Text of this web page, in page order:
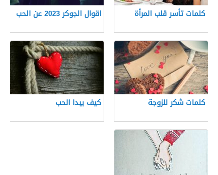
كلمات تأسر قلب المرأة اقوال الجوكر 2023 عن الحب
كلمات شكر للزوجة كيف يبدا الحب